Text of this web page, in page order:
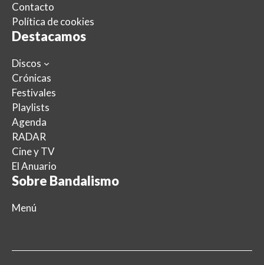
Contacto
Política de cookies
Destacamos
Discos
Crónicas
Festivales
Playlists
Agenda
RADAR
Cine y TV
El Anuario
Sobre Bandalismo
Menú